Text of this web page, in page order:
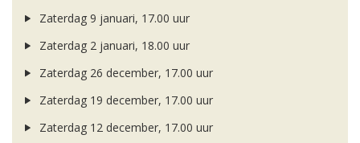
Zaterdag 9 januari, 17.00 uur
Zaterdag 2 januari, 18.00 uur
Zaterdag 26 december, 17.00 uur
Zaterdag 19 december, 17.00 uur
Zaterdag 12 december, 17.00 uur